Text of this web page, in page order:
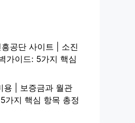
공단 사이트 | 소진
가이드: 5가지 핵심
용 | 보증금과 월관
가지 핵심 항목 총정